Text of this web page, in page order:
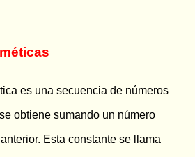
es una secuencia de números
obtiene sumando un número
Esta constante se llama